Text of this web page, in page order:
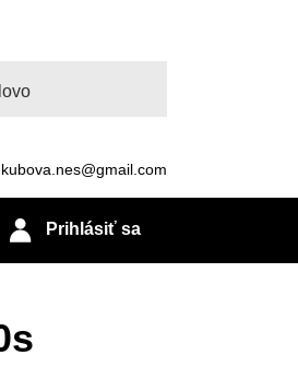
kubova.nes@gmail.com
Prihlásiť sa